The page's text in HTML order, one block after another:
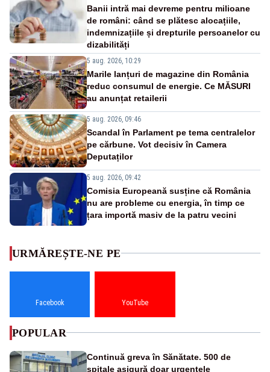
Banii intră mai devreme pentru milioane
de români: când se plătesc alocațiile,
indemnizațiile și drepturile persoanelor cu
dizabilități
5 aug. 2026, 10:29
Marile lanțuri de magazine din România
reduc consumul de energie. Ce MĂSURI
au anunțat retailerii
5 aug. 2026, 09:46
Scandal în Parlament pe tema centralelor
pe cărbune. Vot decisiv în Camera
Deputaților
5 aug. 2026, 09:42
Comisia Europeană susține că România
nu are probleme cu energia, în timp ce
țara importă masiv de la patru vecini
URMĂREȘTE-NE PE
Facebook YouTube
POPULAR
Continuă greva în Sănătate. 500 de
spitale asigură doar urgențele